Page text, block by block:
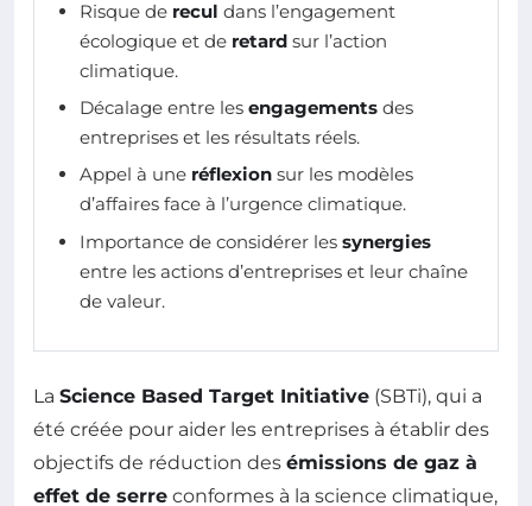
Risque de recul dans l’engagement
écologique et de retard sur l’action
climatique.
Décalage entre les engagements des
entreprises et les résultats réels.
Appel à une réflexion sur les modèles
d’affaires face à l’urgence climatique.
Importance de considérer les synergies
entre les actions d’entreprises et leur chaîne
de valeur.
La Science Based Target Initiative (SBTi), qui a
été créée pour aider les entreprises à établir des
objectifs de réduction des émissions de gaz à
effet de serre conformes à la science climatique,